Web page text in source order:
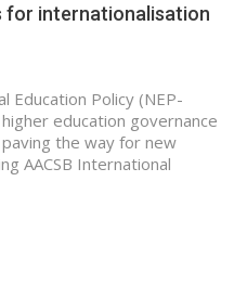
for internationalisation
Education Policy (NEP-
education governance
the way for new
AACSB International